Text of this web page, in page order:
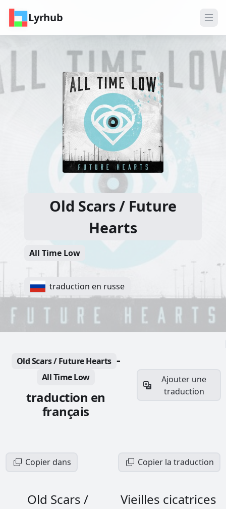
Lyrhub
Old Scars / Future
Hearts
All Time Low
traduction en russe
Old Scars / Future Hearts -
All Time Low
traduction en
français
Ajouter une
traduction
Copier dans Copier la traduction
Old Scars /
Vieilles cicatrices